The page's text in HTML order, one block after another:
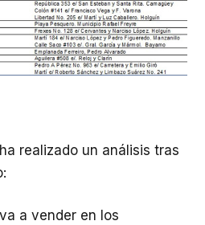
realizado un análisis tras
a vender en los